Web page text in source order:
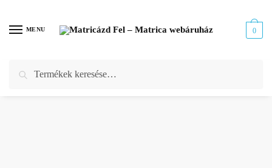
navigation
content
MENU 0
Kezdőlap / Webáruház / Autó matrica